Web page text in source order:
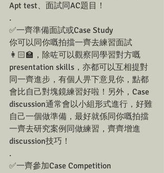
Apt test、面試同AC題目！
.
✅一齊準備面試或Case Study
你可以同你嘅拍擋一齊去練習面試
👩🏻‍🏫，除咗可以觀察同學習對方嘅
presentation skills，亦都可以互相提對
同一齊進步，有個人畀下意見你，點都
會比自己對塊鏡練習好啦！另外，Case
discussion通常會以小組形式進行，好難
自己一個做準備，最好就係同你嘅拍擋
一齊去研究案例同做練習，齊齊增進
discussion技巧！
.
✅一齊參加Case Competition